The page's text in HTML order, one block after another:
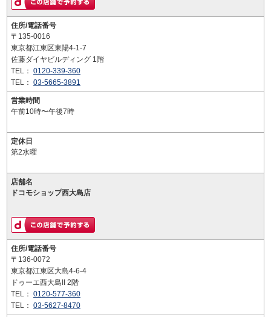
住所/電話番号
〒135-0016
東京都江東区東陽4-1-7
佐藤ダイヤビルディング 1階
TEL： 0120-339-360
TEL： 03-5665-3891
営業時間
午前10時〜午後7時
定休日
第2水曜
店舗名
ドコモショップ西大島店
住所/電話番号
〒136-0072
東京都江東区大島4-6-4
ドゥーエ西大島II 2階
TEL： 0120-577-360
TEL： 03-5627-8470